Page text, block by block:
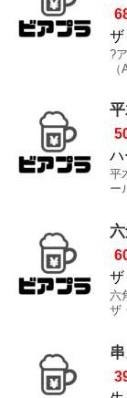
ザ
?
ハ
平
ー
ザ
六
ザ